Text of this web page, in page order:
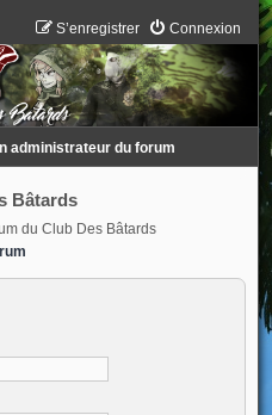
Connexion
S’enregistrer
administrateur du forum
Bâtards
du Club Des Bâtards